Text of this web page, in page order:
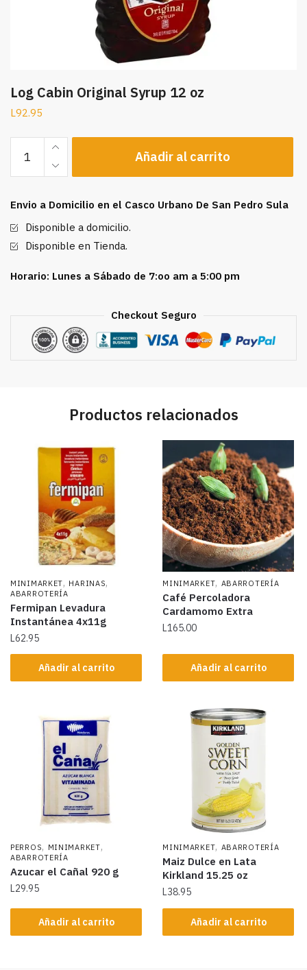
Log Cabin Original Syrup 12 oz
L92.95
Cabin
Original
12
oz
cantidad
Añadir al carrito
Envio a Domicilio en el Casco Urbano De San Pedro Sula
Disponible a domicilio.
Disponible en Tienda.
Horario: Lunes a Sábado de 7:oo am a 5:00 pm
Checkout Seguro
Productos relacionados
MINIMARKET, HARINAS,
ABARROTERÍA
Fermipan Levadura
Instantánea 4x11g
L62.95
Añadir al carrito
MINIMARKET, ABARROTERÍA
Café Percoladora
Cardamomo Extra
L165.00
Añadir al carrito
PERROS, MINIMARKET,
ABARROTERÍA
Azucar el Cañal 920 g
L29.95
Añadir al carrito
MINIMARKET, ABARROTERÍA
Maiz Dulce en Lata
Kirkland 15.25 oz
L38.95
Añadir al carrito